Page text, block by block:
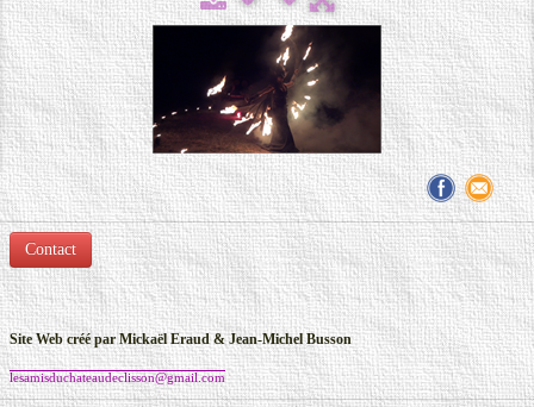
CONTACT
LOCATION DE COSTUMES
Contact
Site Web créé par Mickaël Eraud & Jean-Michel Busson
lesamisduchateaudeclisson@gmail.com